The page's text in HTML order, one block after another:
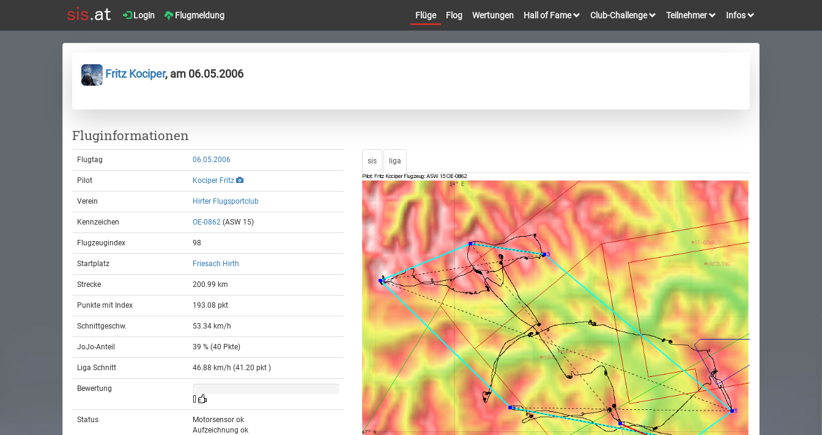
Login Flugmeldung Flüge Flog Wertungen Hall of Fame Club-Challenge Teilnehmer Infos
Fritz Kociper, am 06.05.2006
Fluginformationen
Flugtag 06.05.2006
Pilot Kociper Fritz
Verein Hirter Flugsportclub
Kennzeichen OE-0862 (ASW 15)
Flugzeugindex 98
Startplatz Friesach Hirth
Strecke 200.99 km
Punkte mit Index 193.08 pkt
Schnittgeschw. 53.34 km/h
JoJo-Anteil 39 % (40 Pkte)
Liga Schnitt 46.88 km/h (41.20 pkt )
Bewertung
[]
Status
Motorsensor ok
Aufzeichnung ok
sis liga